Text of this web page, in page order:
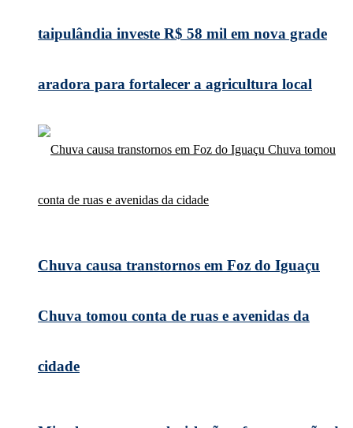
taipulândia investe R$ 58 mil em nova grade
aradora para fortalecer a agricultura local
Chuva causa transtornos em Foz do Iguaçu
Chuva tomou conta de ruas e avenidas da
cidade